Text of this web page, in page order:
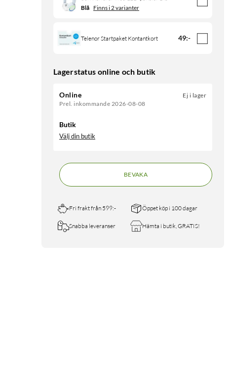
Blå Finns i 2 varianter
Telenor Startpaket Kontantkort 49:-
Lagerstatus online och butik
Online
Prel. inkommande 2026-08-08
Ej i lager
Butik
Välj din butik
BEVAKA
Fri frakt från 599:- Öppet köp i 100 dagar
Snabba leveranser Hämta i butik, GRATIS!